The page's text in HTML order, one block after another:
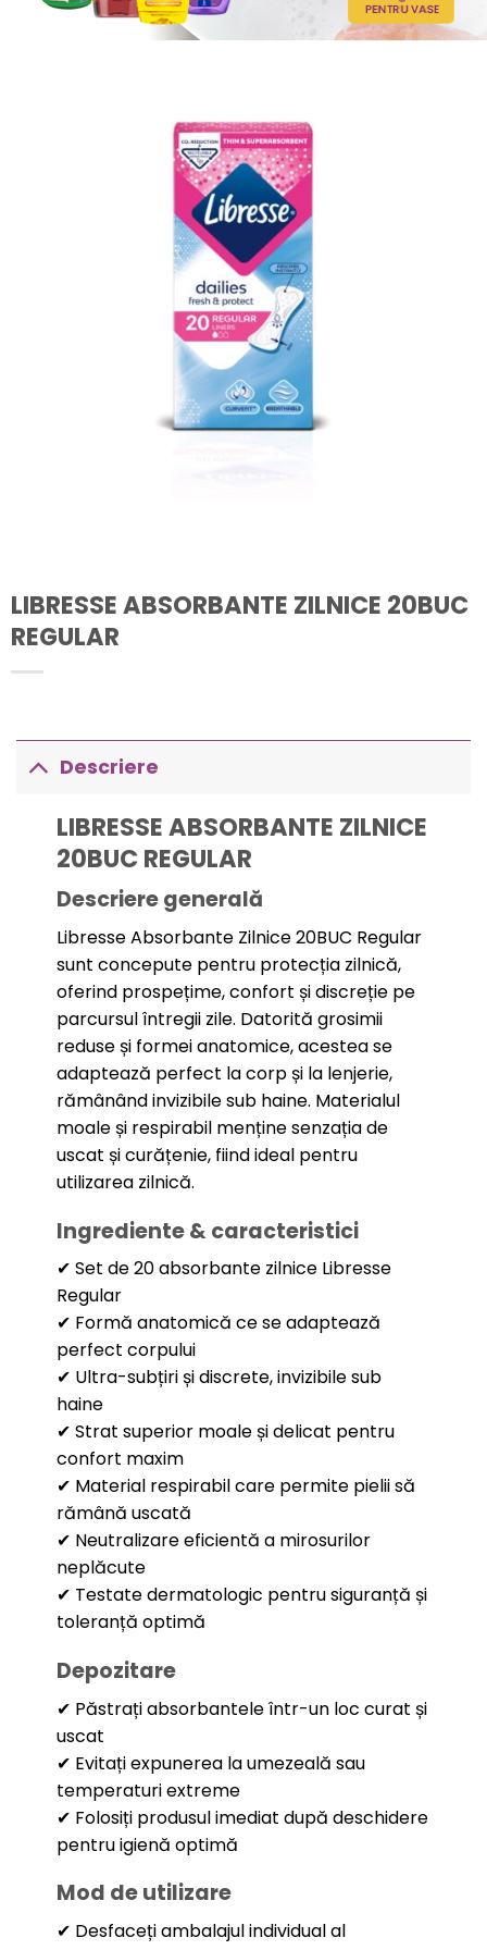
LIBRESSE ABSORBANTE ZILNICE 20BUC
REGULAR
Descriere
LIBRESSE ABSORBANTE ZILNICE
20BUC REGULAR
Descriere generală
Libresse Absorbante Zilnice 20BUC Regular
sunt concepute pentru protecția zilnică,
oferind prospețime, confort și discreție pe
parcursul întregii zile. Datorită grosimii
reduse și formei anatomice, acestea se
adaptează perfect la corp și la lenjerie,
rămânând invizibile sub haine. Materialul
moale și respirabil menține senzația de
uscat și curățenie, fiind ideal pentru
utilizarea zilnică.
Ingrediente & caracteristici
✔ Set de 20 absorbante zilnice Libresse
Regular
✔ Formă anatomică ce se adaptează
perfect corpului
✔ Ultra-subțiri și discrete, invizibile sub
haine
✔ Strat superior moale și delicat pentru
confort maxim
✔ Material respirabil care permite pielii să
rămână uscată
✔ Neutralizare eficientă a mirosurilor
neplăcute
✔ Testate dermatologic pentru siguranță și
toleranță optimă
Depozitare
✔ Păstrați absorbantele într-un loc curat și
uscat
✔ Evitați expunerea la umezeală sau
temperaturi extreme
✔ Folosiți produsul imediat după deschidere
pentru igienă optimă
Mod de utilizare
✔ Desfaceți ambalajul individual al